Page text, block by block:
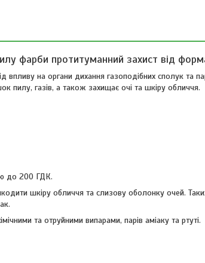
фарби протитуманний захист від
впливу на органи дихання газоподібних сполук та
пилу, газів, а також захищає очі та шкіру обличчя.
до 200 ГДК.
шкіру обличчя та слизову оболонку очей.
та отруйними випарами, парів аміаку та ртуті.